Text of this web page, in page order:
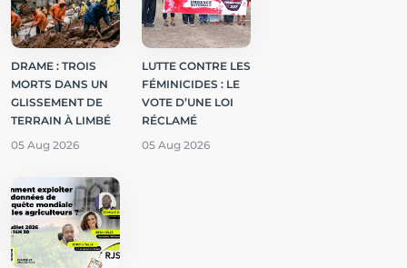
DRAME : TROIS
MORTS DANS UN
GLISSEMENT DE
TERRAIN À LIMBÉ
05 Aug 2026
LUTTE CONTRE LES
FÉMINICIDES : LE
VOTE D’UNE LOI
RÉCLAMÉ
05 Aug 2026